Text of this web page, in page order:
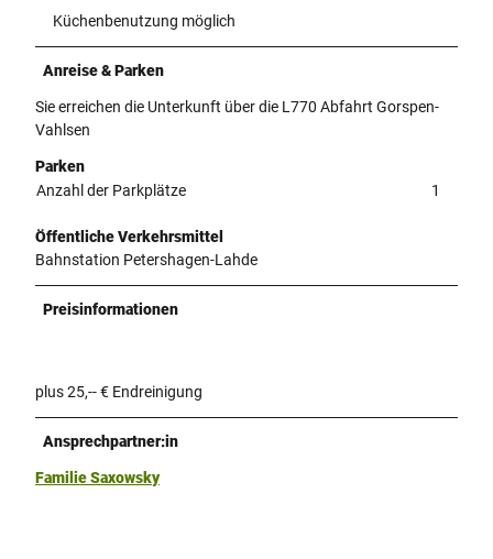
Küchenbenutzung möglich
Anreise & Parken
Sie erreichen die Unterkunft über die L770 Abfahrt Gorspen-
Vahlsen
Parken
Anzahl der Parkplätze
1
Öffentliche Verkehrsmittel
Bahnstation Petershagen-Lahde
Preisinformationen
plus 25,-- € Endreinigung
Ansprechpartner:in
Familie Saxowsky